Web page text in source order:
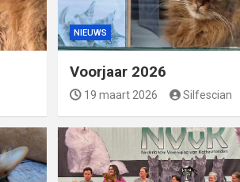
NIEUWS
Voorjaar 2026
19 maart 2026 Silfescian